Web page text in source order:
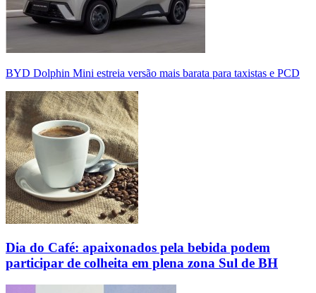
BYD Dolphin Mini estreia versão mais barata para taxistas e PCD
Dia do Café: apaixonados pela bebida podem
participar de colheita em plena zona Sul de BH